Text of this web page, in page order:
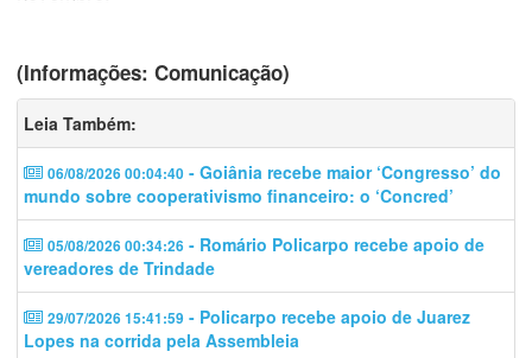
(Informações: Comunicação)
Leia Também:
06/08/2026 00:04:40 - Goiânia recebe maior ‘Congresso’ do
mundo sobre cooperativismo financeiro: o ‘Concred’
05/08/2026 00:34:26 - Romário Policarpo recebe apoio de
vereadores de Trindade
29/07/2026 15:41:59 - Policarpo recebe apoio de Juarez
Lopes na corrida pela Assembleia